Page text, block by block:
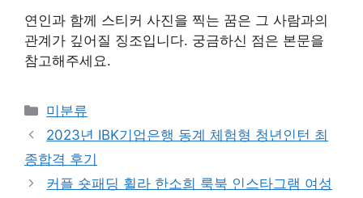
연인과 함께 스티커 사진을 찍는 꿈은 그 사람과의
관계가 깊어질 징조입니다. 궁금하신 점은 본문을
참고해주세요.
Categories
미분류
2023년 IBK기업은행 동계 체험형 청년인턴 최
종합격 후기
커플 숏패딩 휠라 한소희 룩북 인스타그램 여성